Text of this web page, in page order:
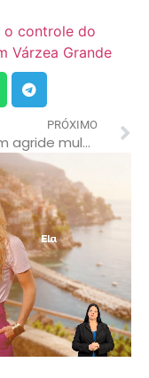
o controle do
Várzea Grande
PRÓXIMO
“homem agride mulher, rouba celular e deixa vítima em estado de pânico em rondonópolis”